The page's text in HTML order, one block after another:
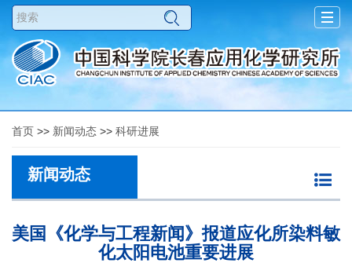
首页 >> 新闻动态 >> 科研进展
新闻动态
美国《化学与工程新闻》报道应化所染料敏
化太阳电池重要进展